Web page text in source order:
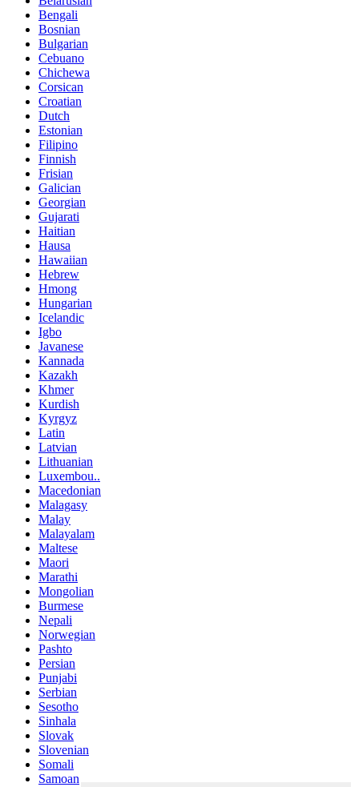
Bengali
Bosnian
Bulgarian
Cebuano
Chichewa
Corsican
Croatian
Dutch
Estonian
Filipino
Finnish
Frisian
Galician
Georgian
Gujarati
Haitian
Hausa
Hawaiian
Hebrew
Hmong
Hungarian
Icelandic
Igbo
Javanese
Kannada
Kazakh
Khmer
Kurdish
Kyrgyz
Latin
Latvian
Lithuanian
Luxembou..
Macedonian
Malagasy
Malay
Malayalam
Maltese
Maori
Marathi
Mongolian
Burmese
Nepali
Norwegian
Pashto
Persian
Punjabi
Serbian
Sesotho
Sinhala
Slovak
Slovenian
Somali
Samoan